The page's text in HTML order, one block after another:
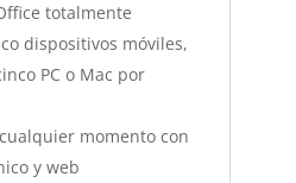
totalmente
dispositivos móviles,
PC o Mac por
momento con
y web